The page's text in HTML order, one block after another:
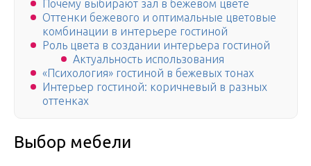
Почему выбирают зал в бежевом цвете
Оттенки бежевого и оптимальные цветовые
комбинации в интерьере гостиной
Роль цвета в создании интерьера гостиной
Актуальность использования
«Психология» гостиной в бежевых тонах
Интерьер гостиной: коричневый в разных
оттенках
Выбор мебели